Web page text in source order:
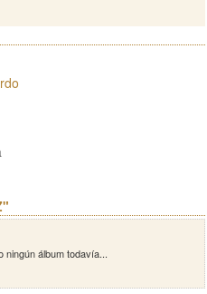
ningún álbum todavía...